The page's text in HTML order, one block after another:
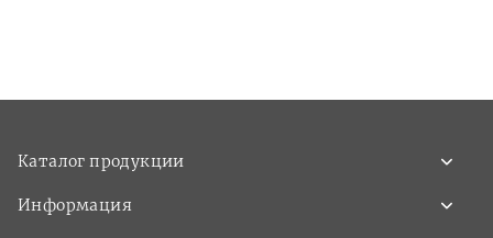
Каталог продукции
Информация